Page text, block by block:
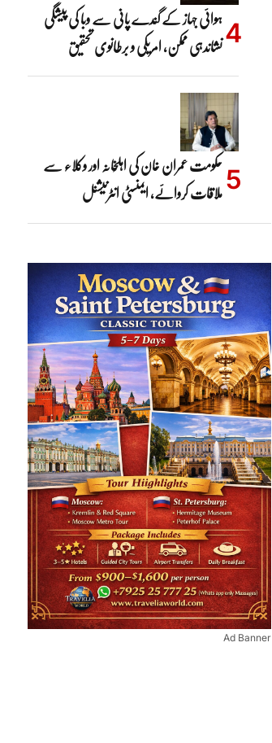
ہوائی جہاز کے گندے پانی سے وبا کی پیشگی
نشاندہی ممکن، امریکی و برطانوی تحقیق
حکومت عمران خان کی اہلِخانہ اور وکلاء سے
ملاقات کروائے، ایمنسٹی انٹرنیشنل
Ad Banner